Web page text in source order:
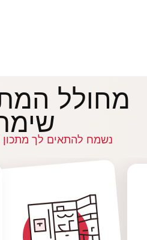
מחולל
נשמח להתאים לך מתכון ב-4 שלבים